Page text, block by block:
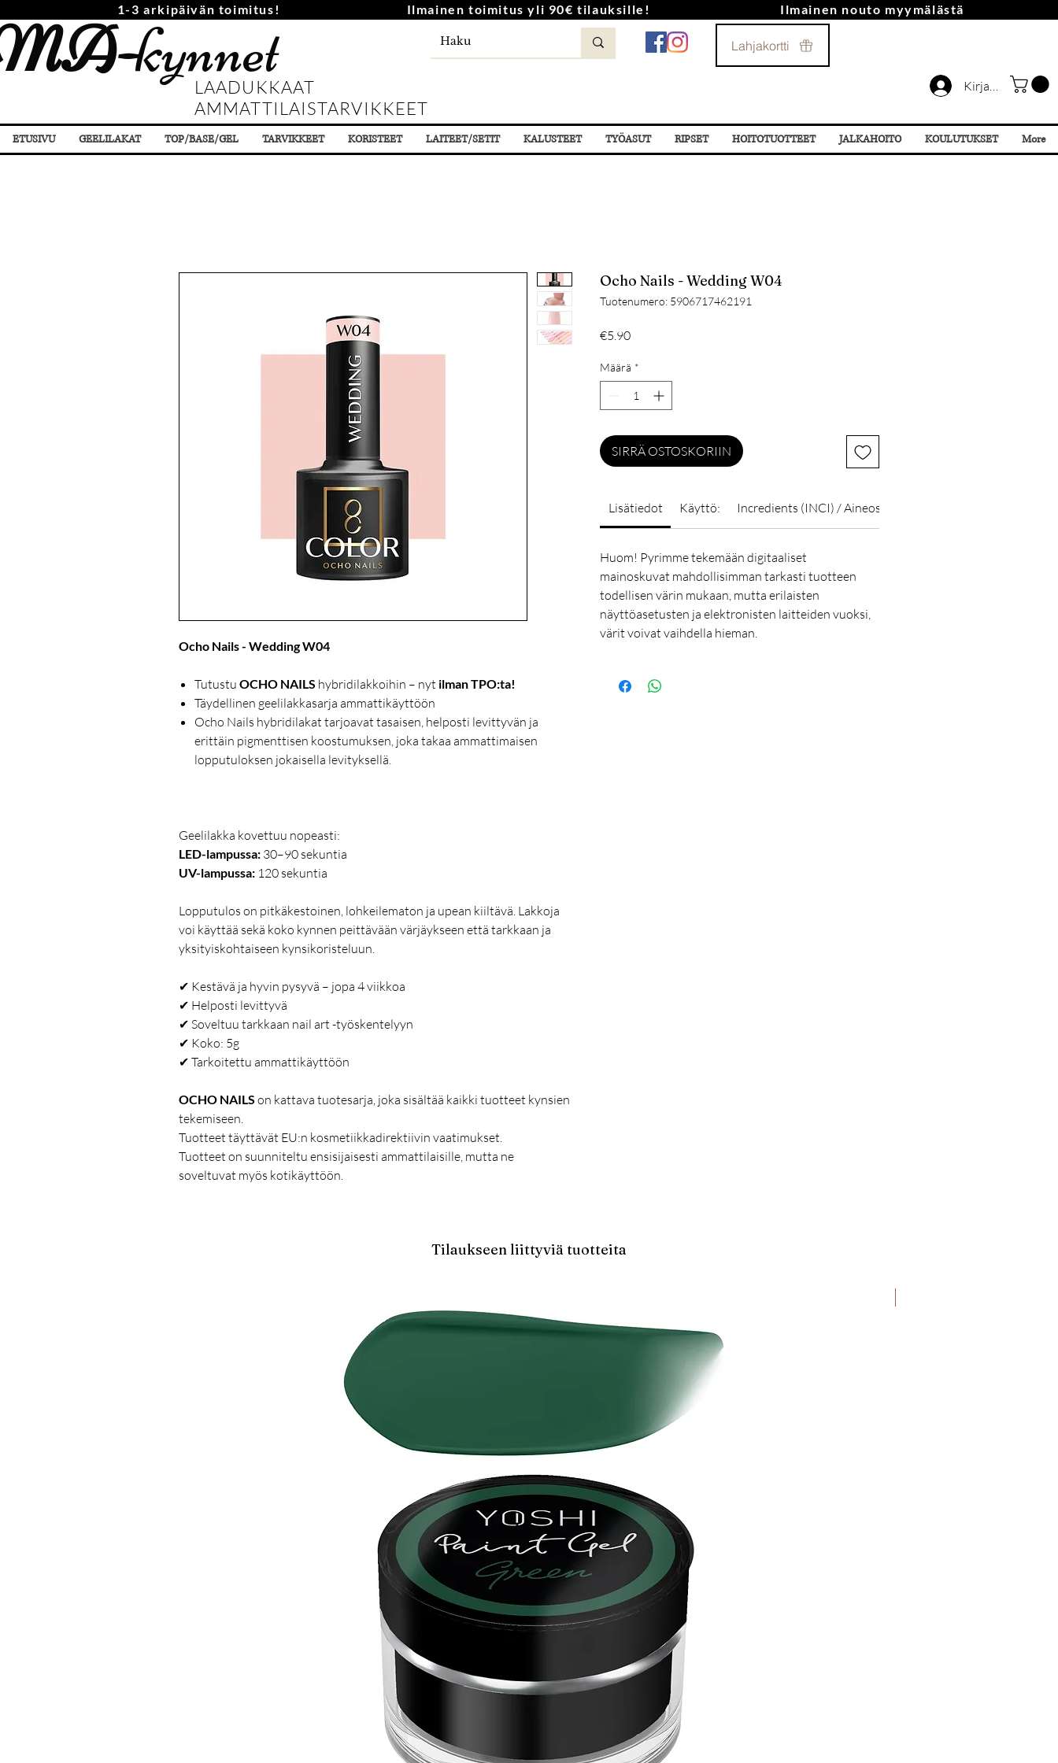
Kirjaudu
1-3 arkipäivän toimitus! Ilmainen toimitus yli 90€ tilauksille! Ilmainen nouto myymälästä
kynnet
LAADUKKAAT
AMMATTILAISTARVIKKEET
Lahjakortti
ETUSIVU GEELILAKAT TOP/BASE/GEL TARVIKKEET KORISTEET LAITEET/SETIT KALUSTEET TYÖASUT RIPSET HOITOTUOTTEET JALKAHOITO KOULUTUKSET More
Ocho Nails - Wedding W04
Tutustu OCHO NAILS hybridilakkoihin – nyt ilman TPO:ta!
Täydellinen geelilakkasarja ammattikäyttöön
Ocho Nails hybridilakat tarjoavat tasaisen, helposti levittyvän ja
erittäin pigmenttisen koostumuksen, joka takaa ammattimaisen
lopputuloksen jokaisella levityksellä.
Geelilakka kovettuu nopeasti:
LED-lampussa: 30–90 sekuntia
UV-lampussa: 120 sekuntia
Lopputulos on pitkäkestoinen, lohkeilematon ja upean kiiltävä. Lakkoja
voi käyttää sekä koko kynnen peittävään värjäykseen että tarkkaan ja
yksityiskohtaiseen kynsikoristeluun.
✔ Kestävä ja hyvin pysyvä – jopa 4 viikkoa
✔ Helposti levittyvä
✔ Soveltuu tarkkaan nail art -työskentelyyn
✔ Koko: 5g
✔ Tarkoitettu ammattikäyttöön
OCHO NAILS on kattava tuotesarja, joka sisältää kaikki tuotteet kynsien
tekemiseen.
Tuotteet täyttävät EU:n kosmetiikkadirektiivin vaatimukset.
Tuotteet on suunniteltu ensisijaisesti ammattilaisille, mutta ne
soveltuvat myös kotikäyttöön.
Ocho Nails - Wedding W04
Tuotenumero: 5906717462191
€5.90Hinta
Määrä *
SIRRÄ OSTOSKORIIN
Lisätiedot Käyttö: Incredients (INCI) / Aineosat:
Huom! Pyrimme tekemään digitaaliset
mainoskuvat mahdollisimman tarkasti tuotteen
todellisen värin mukaan, mutta erilaisten
näyttöasetusten ja elektronisten laitteiden vuoksi,
värit voivat vaihdella hieman.
Tilaukseen liittyviä tuotteita